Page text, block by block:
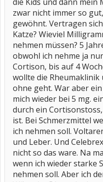
zwar nicht immer so
gewöhnt. Vertragen
Katze? Wieviel
nehmen müssen? 5
obwohl ich nehme ja
Cortison, bis auf 4
wollte die Rheumaklinik
ohne geht. War aber
mich wieder bei 5 mg.
durch ein
ist. Bei Schmerzmittel
ich nehmen soll.
und Leber. Und
nicht so das ware. Na
wenn ich wieder starke
nehmen soll. Aber ich